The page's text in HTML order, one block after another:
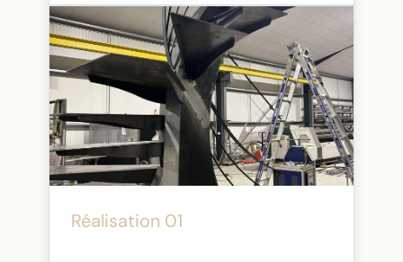
Réalisation 01